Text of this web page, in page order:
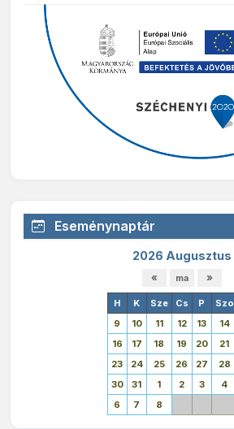
Eseménynaptár
2026 Augusztus
H K Sze Cs P Szo
9
10 11 12 13 14
16
17 18 19 20 21
23
24 25 26 27 28
30
31 1 2 3 4
6
7 8